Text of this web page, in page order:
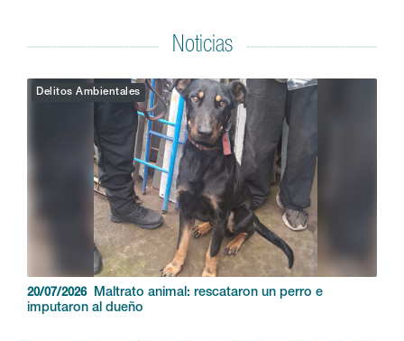
Noticias
Delitos Ambientales
20/07/2026
Maltrato animal: rescataron un perro e
imputaron al dueño